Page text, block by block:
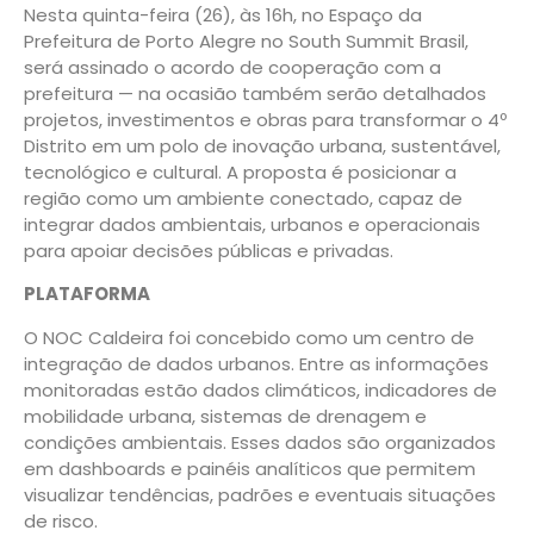
Nesta quinta-feira (26), às 16h, no Espaço da
Prefeitura de Porto Alegre no South Summit Brasil,
será assinado o acordo de cooperação com a
prefeitura — na ocasião também serão detalhados
projetos, investimentos e obras para transformar o 4º
Distrito em um polo de inovação urbana, sustentável,
tecnológico e cultural. A proposta é posicionar a
região como um ambiente conectado, capaz de
integrar dados ambientais, urbanos e operacionais
para apoiar decisões públicas e privadas.
PLATAFORMA
O NOC Caldeira foi concebido como um centro de
integração de dados urbanos. Entre as informações
monitoradas estão dados climáticos, indicadores de
mobilidade urbana, sistemas de drenagem e
condições ambientais. Esses dados são organizados
em dashboards e painéis analíticos que permitem
visualizar tendências, padrões e eventuais situações
de risco.